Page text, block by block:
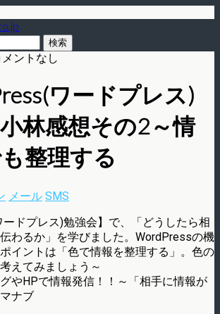
ントなし
ワードプレス)
林感想その2～情
整理する
メール SMS
ードプレス)勉強会】で、「どうしたら相
わるか」を学びました。WordPressの機
イントは「色で情報を整理する」。色の
えてみましょう～
やHPで情報発信！！～「相手に情報が
ナブ